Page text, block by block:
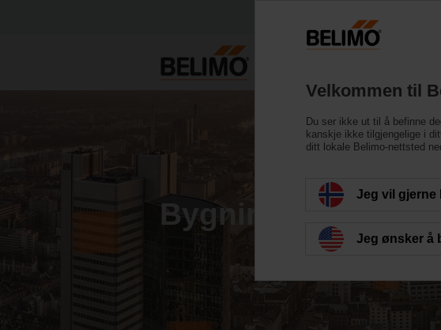
Velkommen til
Du ser ikke ut til å befinne
kanskje ikke tilgjengelige i
ditt lokale Belimo-nettsted
Jeg vil gjerne
Jeg ønsker å